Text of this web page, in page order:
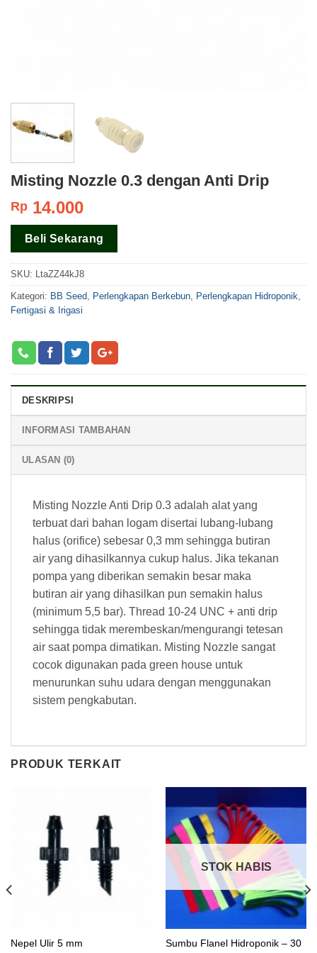
Misting Nozzle 0.3 dengan Anti Drip
Rp 14.000
Beli Sekarang
SKU: LtaZZ44kJ8
Kategori: BB Seed, Perlengkapan Berkebun, Perlengkapan Hidroponik,
Fertigasi & Irigasi
DESKRIPSI
INFORMASI TAMBAHAN
ULASAN (0)
Misting Nozzle Anti Drip 0.3 adalah alat yang
terbuat dari bahan logam disertai lubang-lubang
halus (orifice) sebesar 0,3 mm sehingga butiran
air yang dihasilkannya cukup halus. Jika tekanan
pompa yang diberikan semakin besar maka
butiran air yang dihasilkan pun semakin halus
(minimum 5,5 bar). Thread 10-24 UNC + anti drip
sehingga tidak merembeskan/mengurangi tetesan
air saat pompa dimatikan. Misting Nozzle sangat
cocok digunakan pada green house untuk
menurunkan suhu udara dengan menggunakan
sistem pengkabutan.
PRODUK TERKAIT
Nepel Ulir 5 mm
STOK HABIS
Sumbu Flanel Hidroponik – 30